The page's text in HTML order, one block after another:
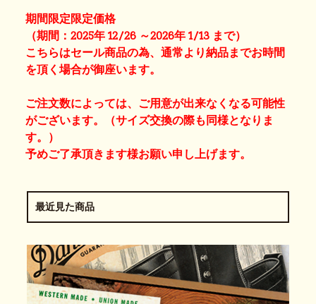
期間限定限定価格
（期間：2025年 12/26 ～2026年 1/13 まで）
こちらはセール商品の為、通常より納品までお時間
を頂く場合が御座います。
ご注文数によっては、ご用意が出来なくなる可能性
がございます。（サイズ交換の際も同様となりま
す。）
予めご了承頂きます様お願い申し上げます。
最近見た商品